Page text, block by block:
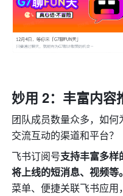
妙用 2：丰富内容
团队成员数量众多，如
交流互动的渠道和平台？
飞书订阅号支持丰富多样
将上线的短消息、视频等。
菜单、便捷关联飞书应用